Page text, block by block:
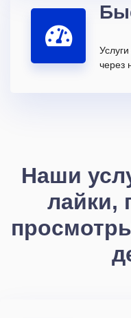
через
Наши
лайки,